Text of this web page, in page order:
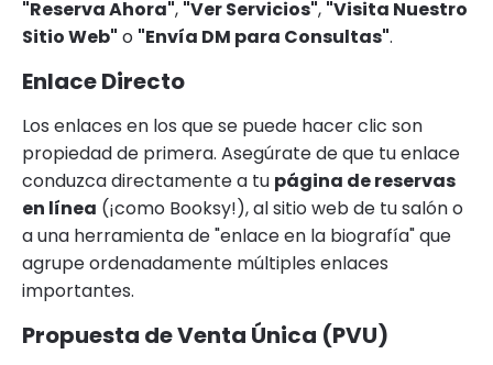
"Reserva Ahora", "Ver Servicios", "Visita Nuestro
Sitio Web" o "Envía DM para Consultas".
Enlace Directo
Los enlaces en los que se puede hacer clic son
propiedad de primera. Asegúrate de que tu enlace
conduzca directamente a tu página de reservas
en línea (¡como Booksy!), al sitio web de tu salón o
a una herramienta de "enlace en la biografía" que
agrupe ordenadamente múltiples enlaces
importantes.
Propuesta de Venta Única (PVU)